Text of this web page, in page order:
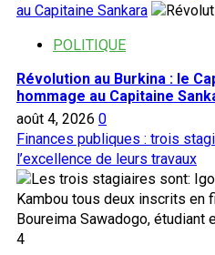
au Capitaine Sankara
POLITIQUE
Révolution au Burkina : le
hommage au Capitaine
août 4, 2026 0
Finances publiques : trois
l’excellence de leurs travaux
4